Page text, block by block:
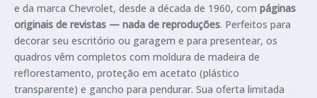
e da marca Chevrolet, desde a década de 1960, com páginas
originais de revistas — nada de reproduções. Perfeitos para
decorar seu escritório ou garagem e para presentear, os
quadros vêm completos com moldura de madeira de
reflorestamento, proteção em acetato (plástico
transparente) e gancho para pendurar. Sua oferta limitada